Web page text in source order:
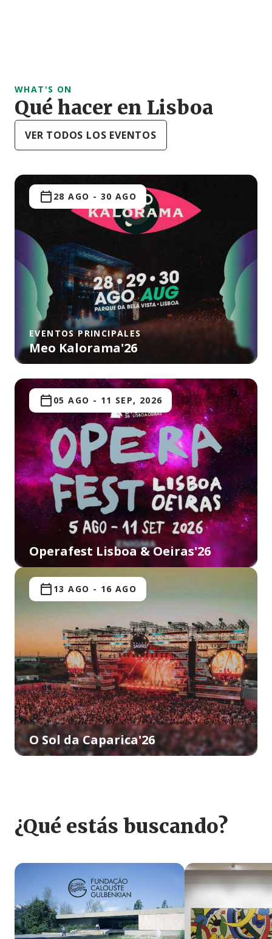
WHAT'S ON
Qué hacer en Lisboa
VER TODOS LOS EVENTOS
28 AGO - 30 AGO
EVENTOS PRINCIPALES
Meo Kalorama'26
05 AGO - 11 SEP, 2026
Operafest Lisboa & Oeiras'26
13 AGO - 16 AGO
O Sol da Caparica'26
¿Qué estás buscando?